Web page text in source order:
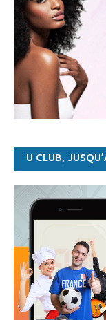
17:45 AUTRES SPORTS
-
17:12 TENNIS- TENNIS : LA
15:45 TENNIS- WTA/
15:36 TENNIS- WTA/
15:05 TENNIS- WTA/TOURNOI
14:41 TENNIS- WTA/TOURNOI
11:36 AUTRES SPORTS
-
U CLUB,